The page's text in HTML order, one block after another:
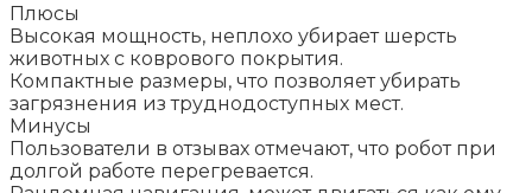
Плюсы
Высокая мощность, неплохо убирает шерсть
животных с коврового покрытия.
Компактные размеры, что позволяет убирать
загрязнения из труднодоступных мест.
Минусы
Пользователи в отзывах отмечают, что робот при
долгой работе перегревается.